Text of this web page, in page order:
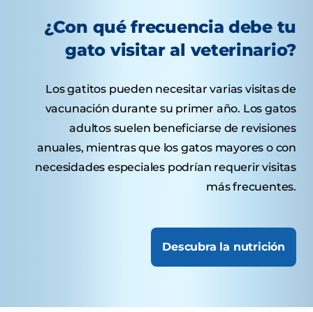
¿Con qué frecuencia debe tu
gato visitar al veterinario?
Los gatitos pueden necesitar varias visitas de
vacunación durante su primer año. Los gatos
adultos suelen beneficiarse de revisiones
anuales, mientras que los gatos mayores o con
necesidades especiales podrían requerir visitas
más frecuentes.
Descubra la nutrición